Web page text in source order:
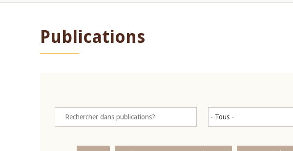
Publications